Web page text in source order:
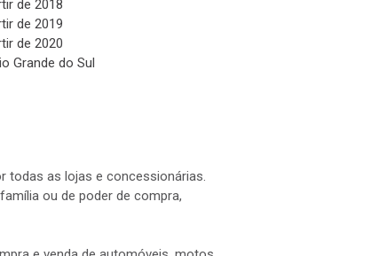
de 2018
de 2019
de 2020
Grande do Sul
todas as lojas e concessionárias.
ou de poder de compra,